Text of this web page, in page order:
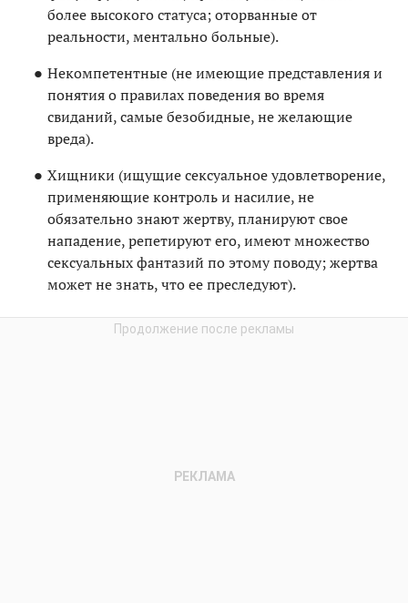
более высокого статуса; оторванные от
реальности, ментально больные).
Некомпетентные (не имеющие представления и
понятия о правилах поведения во время
свиданий, самые безобидные, не желающие
вреда).
Хищники (ищущие сексуальное удовлетворение,
применяющие контроль и насилие, не
обязательно знают жертву, планируют свое
нападение, репетируют его, имеют множество
сексуальных фантазий по этому поводу; жертва
может не знать, что ее преследуют).